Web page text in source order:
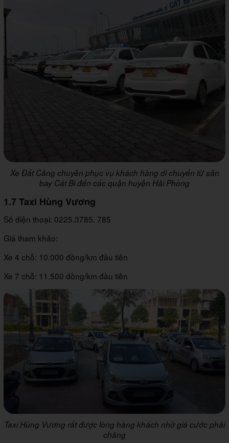
Xe Đất Cảng chuyên phục vụ khách hàng di chuyển từ sân
bay Cát Bi đến các quận huyện Hải Phòng
1.7 Taxi Hùng Vương
Số điện thoại: 0225.3785. 785
Giá tham khảo:
Xe 4 chỗ: 10.000 đồng/km đầu tiên
Xe 7 chỗ: 11.500 đồng/km đầu tiên
Taxi Hùng Vương rất được lòng hàng khách nhờ giá cước phải
chăng